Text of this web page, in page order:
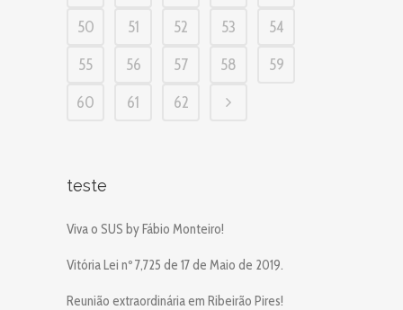
50
51 52 53
54
55
56 57 58
59
60
61 62
teste
Viva o SUS by Fábio Monteiro!
Vitória Lei nº 7,725 de 17 de Maio de 2019.
Reunião extraordinária em Ribeirão Pires!